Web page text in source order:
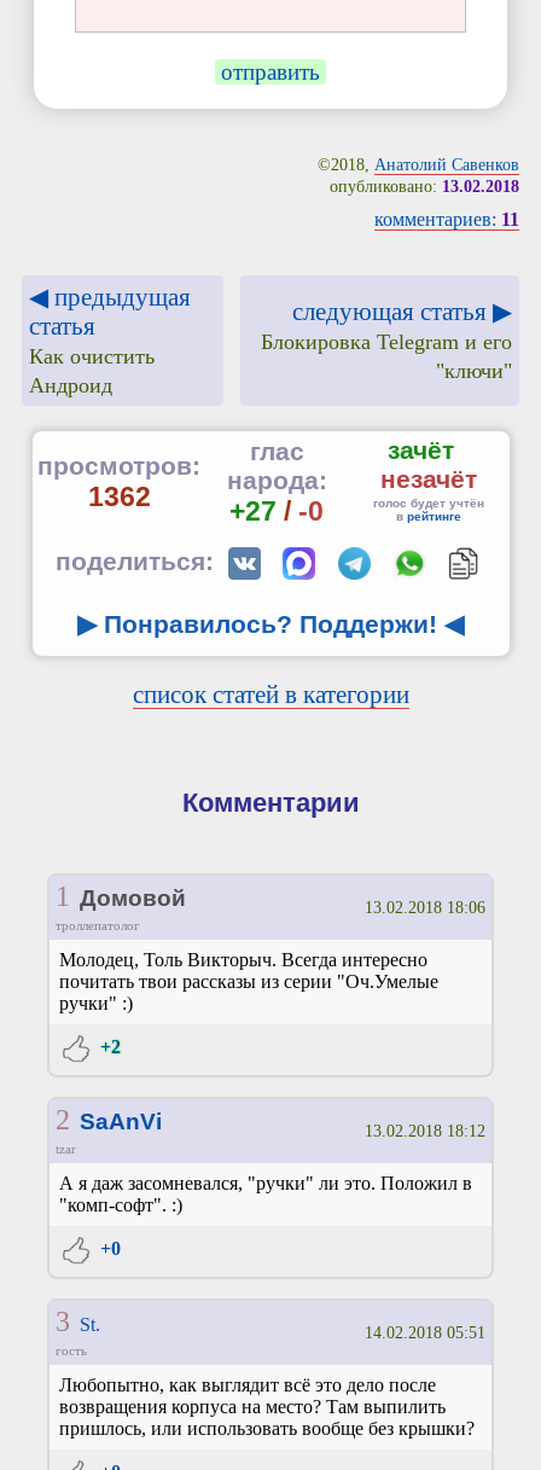
отправить
©2018, Анатолий Савенков
опубликовано: 13.02.2018
комментариев: 11
◀ предыдущая
статья
Как очистить
Андроид
следующая статья ▶
Блокировка Telegram и его
"ключи"
просмотров:
1362
глас
народа:
+27 / -0
зачёт
незачёт
голос будет учтён
в рейтинге
поделиться:
▶ Понравилось? Поддержи! ◀
список статей в категории
Комментарии
1 Домовой
троллепатолог
13.02.2018 18:06
Молодец, Толь Викторыч. Всегда интересно
почитать твои рассказы из серии "Оч.Умелые
ручки" :)
+2
2 SaAnVi
tzar
13.02.2018 18:12
А я даж засомневался, "ручки" ли это. Положил в
"комп-софт". :)
+0
3 St.
гость
14.02.2018 05:51
Любопытно, как выглядит всё это дело после
возвращения корпуса на место? Там выпилить
пришлось, или использовать вообще без крышки?